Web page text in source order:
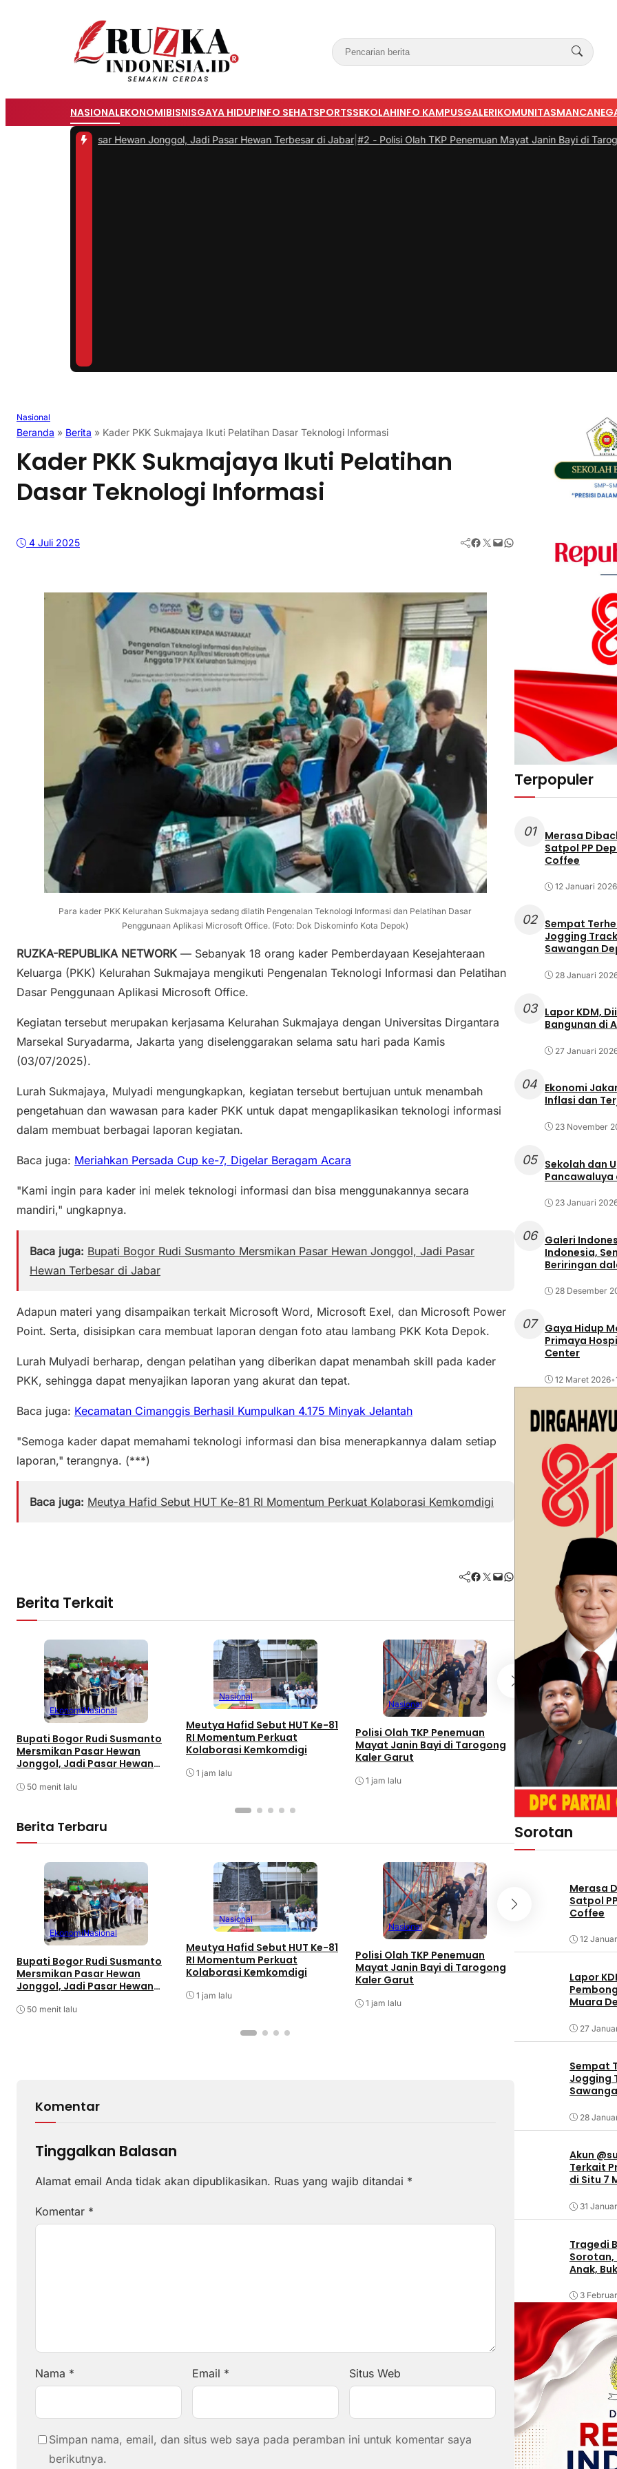
NASIONALEKONOMIBISNISGAYA HIDUPINFO SEHATSPORTSSEKOLAHINFO KAMPUSGALERIKOMUNITAS
Pasar Hewan Jonggol, Jadi Pasar Hewan Terbesar di Jabar|#2 -Polisi Olah TKP Penemuan Mayat Janin Bayi di Tarogong Kaler
Nasional
Beranda » Berita » Kader PKK Sukmajaya Ikuti Pelatihan Dasar Teknologi Informasi
Kader PKK Sukmajaya Ikuti Pelatihan
Dasar Teknologi Informasi
4 Juli 2025 Facebook Twitter Mail WhatsApp
Para kader PKK Kelurahan Sukmajaya sedang dilatih Pengenalan Teknologi Informasi dan Pelatihan Dasar
Penggunaan Aplikasi Microsoft Office. (Foto: Dok Diskominfo Kota Depok)
RUZKA-REPUBLIKA NETWORK — Sebanyak 18 orang kader Pemberdayaan Kesejahteraan
Keluarga (PKK) Kelurahan Sukmajaya mengikuti Pengenalan Teknologi Informasi dan Pelatihan
Dasar Penggunaan Aplikasi Microsoft Office.
Kegiatan tersebut merupakan kerjasama Kelurahan Sukmajaya dengan Universitas Dirgantara
Marsekal Suryadarma, Jakarta yang diselenggarakan selama satu hari pada Kamis
(03/07/2025).
Lurah Sukmajaya, Mulyadi mengungkapkan, kegiatan tersebut bertujuan untuk menambah
pengetahuan dan wawasan para kader PKK untuk dapat mengaplikasikan teknologi informasi
dalam membuat berbagai laporan kegiatan.
Baca juga: Meriahkan Persada Cup ke-7, Digelar Beragam Acara
"Kami ingin para kader ini melek teknologi informasi dan bisa menggunakannya secara
mandiri," ungkapnya.
Baca juga: Bupati Bogor Rudi Susmanto Mersmikan Pasar Hewan Jonggol, Jadi Pasar
Hewan Terbesar di Jabar
Adapun materi yang disampaikan terkait Microsoft Word, Microsoft Exel, dan Microsoft Power
Point. Serta, disisipkan cara membuat laporan dengan foto atau lambang PKK Kota Depok.
Lurah Mulyadi berharap, dengan pelatihan yang diberikan dapat menambah skill pada kader
PKK, sehingga dapat menyajikan laporan yang akurat dan tepat.
Baca juga: Kecamatan Cimanggis Berhasil Kumpulkan 4.175 Minyak Jelantah
"Semoga kader dapat memahami teknologi informasi dan bisa menerapkannya dalam setiap
laporan," terangnya. (***)
Baca juga: Meutya Hafid Sebut HUT Ke-81 RI Momentum Perkuat Kolaborasi Kemkomdigi
Facebook Twitter Mail WhatsApp
Berita Terkait
EkonomiNasional
Bupati Bogor Rudi Susmanto
Mersmikan Pasar Hewan
Jonggol, Jadi Pasar Hewan
50 menit lalu
Nasional
Meutya Hafid Sebut HUT Ke-81
RI Momentum Perkuat
Kolaborasi Kemkomdigi
1 jam lalu
Nasional
Polisi Olah TKP Penemuan
Mayat Janin Bayi di Tarogong
Kaler Garut
1 jam lalu
Nasional
Majalengka
BNN RI Ingatkan
Narkoba
Produktif
1 jam lalu
Berita Terbaru
EkonomiNasional
Bupati Bogor Rudi Susmanto
Mersmikan Pasar Hewan
Jonggol, Jadi Pasar Hewan
50 menit lalu
Nasional
Meutya Hafid Sebut HUT Ke-81
RI Momentum Perkuat
Kolaborasi Kemkomdigi
1 jam lalu
Nasional
Polisi Olah TKP Penemuan
Mayat Janin Bayi di Tarogong
Kaler Garut
1 jam lalu
Majalengka
Narkoba
Produktif
1 jam lalu
Komentar
Tinggalkan Balasan
Alamat email Anda tidak akan dipublikasikan. Ruas yang wajib ditandai *
Komentar *
Nama * Email * Situs Web
Simpan nama, email, dan situs web saya pada peramban ini untuk komentar saya
berikutnya.
Terpopuler
01
Merasa
Satpol PP
Coffee
12 Januari 2026
02
Sempat
Jogging
Sawangan
28 Januari
03
Lapor KDM,
Bangunan di
27 Januari
04 Ekonomi
Inflasi dan
23 November
05
Sekolah dan
Pancawaluya
23 Januari
06
Galeri
Indonesia,
Beriringan
28 Desember
07
Gaya Hidup
Primaya
Center
12 Maret 2026•
Sorotan
Merasa
Satpol
Coffee
12
Lapor
Muara
27
Sempat
Jogging
28
Akun
Terkait
di Situ 7
31
Tragedi
Sorotan,
Anak,
3